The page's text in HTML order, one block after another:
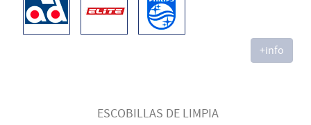
+info
ESCOBILLAS DE LIMPIA